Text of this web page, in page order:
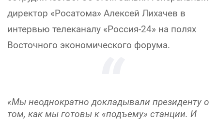
директор «Росатома» Алексей Лихачев в
интервью телеканалу «Россия-24» на полях
Восточного экономического форума.
«Мы неоднократно докладывали президенту о
том, как мы готовы к «подъему» станции. И